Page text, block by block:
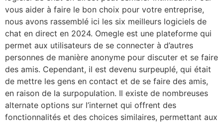
vous aider à faire le bon choix pour votre entreprise,
nous avons rassemblé ici les six meilleurs logiciels de
chat en direct en 2024. Omegle est une plateforme qui
permet aux utilisateurs de se connecter à d’autres
personnes de manière anonyme pour discuter et se faire
des amis. Cependant, il est devenu surpeuplé, qui était
de mettre les gens en contact et de se faire des amis,
en raison de la surpopulation. Il existe de nombreuses
alternate options sur l’internet qui offrent des
fonctionnalités et des choices similaires, permettant aux